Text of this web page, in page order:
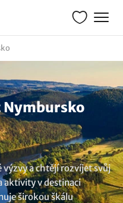
Nymbursko
a chtějí rozvíjet svůj
aktivity v destinaci
širokou škálu